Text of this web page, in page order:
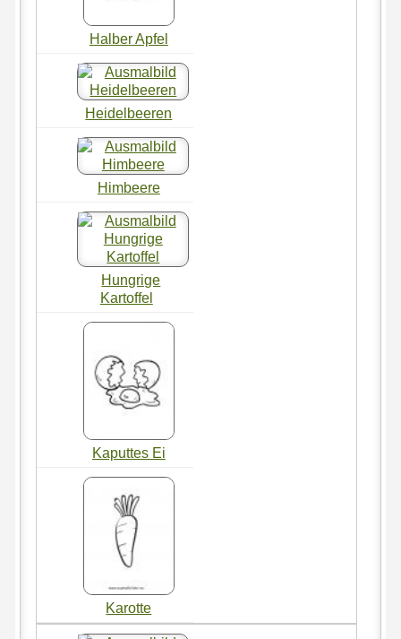
Halber Apfel
Heidelbeeren
Himbeere
Hungrige
Kartoffel
Kaputtes Ei
Karotte